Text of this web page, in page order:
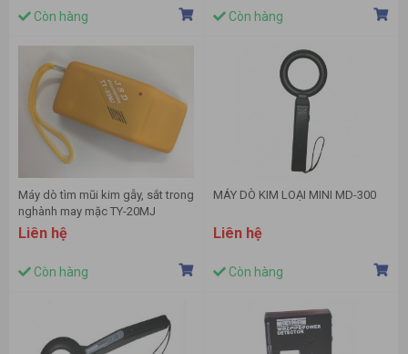
Còn hàng Còn hàng
Máy dò tìm mũi kim gẫy, sắt trong
nghành may mặc TY-20MJ
Liên hệ
Còn hàng
MÁY DÒ KIM LOẠI MINI MD-300
Liên hệ
Còn hàng